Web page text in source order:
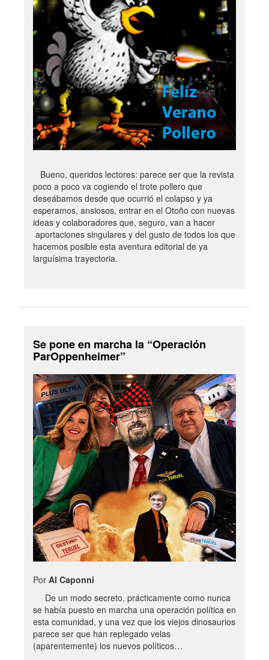
Bueno, queridos lectores: parece ser que la revista
poco a poco va cogiendo el trote pollero que
deseábamos desde que ocurrió el colapso y ya
esperamos, ansiosos, entrar en el Otoño con nuevas
ideas y colaboradores que, seguro, van a hacer
aportaciones singulares y del gusto de todos los que
hacemos posible esta aventura editorial de ya
larguísima trayectoria.
Se pone en marcha la “Operación
ParOppenheimer”
Por Al Caponni
De un modo secreto, prácticamente como nunca
se había puesto en marcha una operación política en
esta comunidad, y una vez que los viejos dinosaurios
parece ser que han replegado velas
(aparentemente) los nuevos políticos…